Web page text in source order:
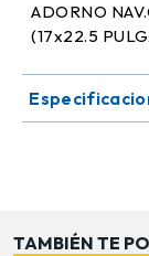
ADORNO
(17x22.5
TAMBIÉN TE